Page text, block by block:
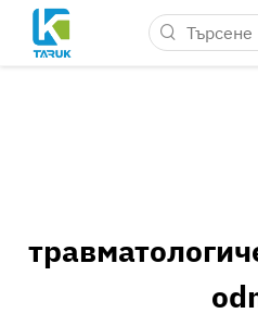
Възможности